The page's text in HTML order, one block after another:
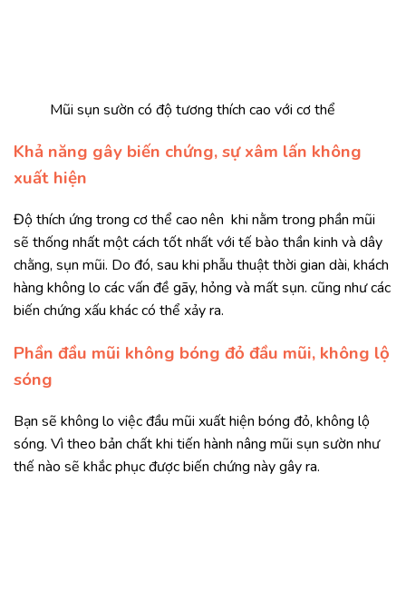
Mũi sụn sườn có độ tương thích cao với cơ thể
Khả năng gây biến chứng, sự xâm lấn không
xuất hiện
Độ thích ứng trong cơ thể cao nên khi nằm trong phần mũi
sẽ thống nhất một cách tốt nhất với tế bào thần kinh và dây
chằng, sụn mũi. Do đó, sau khi phẫu thuật thời gian dài, khách
hàng không lo các vấn đề gãy, hỏng và mất sụn. cũng như các
biến chứng xấu khác có thể xảy ra.
Phần đầu mũi không bóng đỏ đầu mũi, không lộ
sóng
Bạn sẽ không lo việc đầu mũi xuất hiện bóng đỏ, không lộ
sóng. Vì theo bản chất khi tiến hành nâng mũi sụn sườn như
thế nào sẽ khắc phục được biến chứng này gây ra.